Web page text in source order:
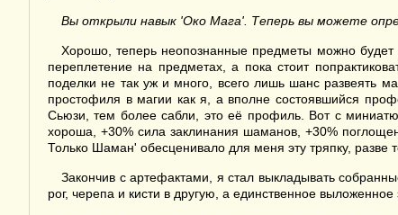
Вы открыли навык 'Око Мага'. Теперь вы можете
Хорошо, теперь неопознанные предметы можно
переплетение на предметах, а пока стоит
поделки не так уж и много, всего лишь шанс развеять
простофиля в магии как я, а вполне состоявшийся
Сьюзи, тем более сабли, это её профиль. Вот с
хороша, +30% сила заклинания шаманов, +30%
Только Шаман' обесценивало для меня эту тряпку, разве
Закончив с артефактами, я стал выкладывать
рог, черепа и кисти в другую, а единственное